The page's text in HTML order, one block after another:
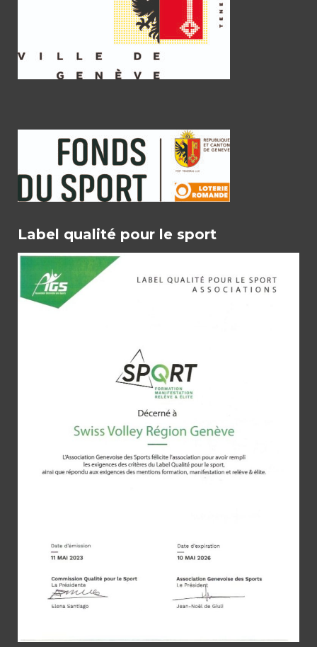
Label qualité pour le sport